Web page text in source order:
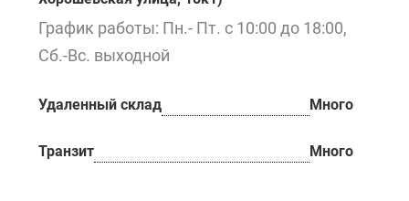
График работы: Пн.- Пт. с 10:00 до 18:00,
Сб.-Вс. выходной
Удаленный склад Много
Транзит Много